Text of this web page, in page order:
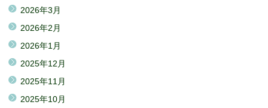
2026年3月
2026年2月
2026年1月
2025年12月
2025年11月
2025年10月